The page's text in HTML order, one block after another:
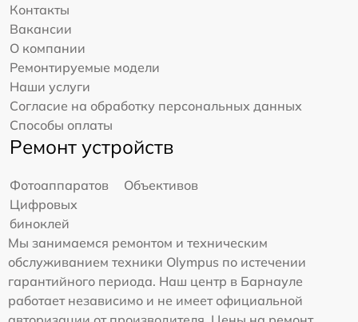
Контакты
Вакансии
О компании
Ремонтируемые модели
Наши услуги
Согласие на обработку персональных данных
Способы оплаты
Ремонт устройств
Фотоаппаратов
Объективов
Цифровых
биноклей
Мы занимаемся ремонтом и техническим
обслуживанием техники Olympus по истечении
гарантийного периода. Наш центр в Барнауле
работает независимо и не имеет официальной